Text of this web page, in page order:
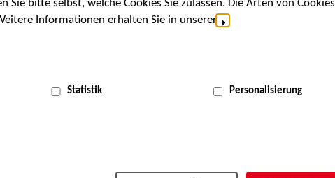
Sie bitte selbst, welche Cookies Sie zulassen. Die Arten von Cookies
Informationen erhalten Sie in unserer
Statistik Personalisierung